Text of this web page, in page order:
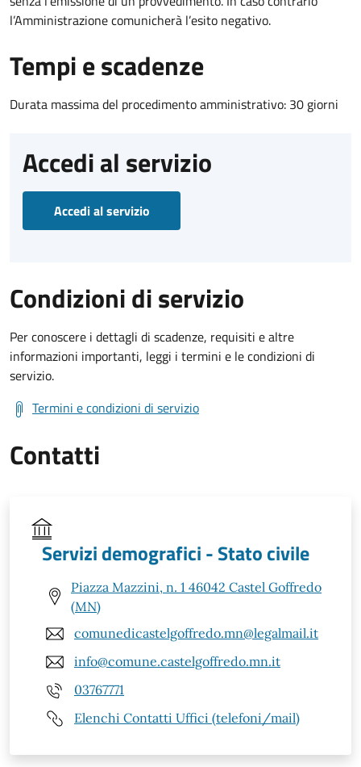
l’Amministrazione comunicherà l’esito negativo.
Tempi e scadenze
Durata massima del procedimento amministrativo: 30 giorni
Accedi al servizio
Accedi al servizio
Condizioni di servizio
Per conoscere i dettagli di scadenze, requisiti e altre
informazioni importanti, leggi i termini e le condizioni di
servizio.
Termini e condizioni di servizio
Contatti
Servizi demografici - Stato civile
Piazza Mazzini, n. 1 46042 Castel Goffredo
(MN)
comunedicastelgoffredo.mn@legalmail.it
info@comune.castelgoffredo.mn.it
03767771
Elenchi Contatti Uffici (telefoni/mail)